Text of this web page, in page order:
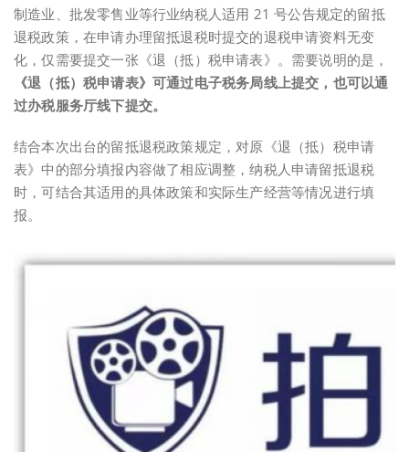
制造业、批发零售业等行业纳税人适用 21 号公告规定的留抵
退税政策，在申请办理留抵退税时提交的退税申请资料无变
化，仅需要提交一张《退（抵）税申请表》。需要说明的是，
《退（抵）税申请表》可通过电子税务局线上提交，也可以通
过办税服务厅线下提交。
结合本次出台的留抵退税政策规定，对原《退（抵）税申请
表》中的部分填报内容做了相应调整，纳税人申请留抵退税
时，可结合其适用的具体政策和实际生产经营等情况进行填
报。